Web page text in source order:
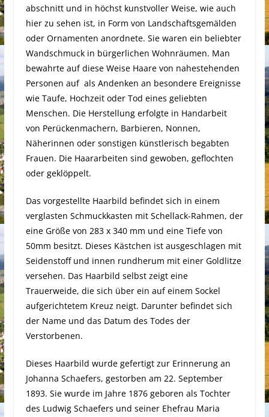
abschnitt und in höchst kunstvoller Weise, wie auch
hier zu sehen ist, in Form von Landschaftsgemälden
oder Ornamenten anordnete. Sie waren ein beliebter
Wandschmuck in bürgerlichen Wohnräumen. Man
bewahrte auf diese Weise Haare von nahestehenden
Personen auf als Andenken an besondere Ereignisse
wie Taufe, Hochzeit oder Tod eines geliebten
Menschen. Die Herstellung erfolgte in Handarbeit
von Perückenmachern, Barbieren, Nonnen,
Näherinnen oder sonstigen künstlerisch begabten
Frauen. Die Haararbeiten sind gewoben, geflochten
oder geklöppelt.
Das vorgestellte Haarbild befindet sich in einem
verglasten Schmuckkasten mit Schellack-Rahmen, der
eine Größe von 283 x 340 mm und eine Tiefe von
50mm besitzt. Dieses Kästchen ist ausgeschlagen mit
Seidenstoff und innen rundherum mit einer Goldlitze
versehen. Das Haarbild selbst zeigt eine
Trauerweide, die sich über ein auf einem Sockel
aufgerichtetem Kreuz neigt. Darunter befindet sich
der Name und das Datum des Todes der
Verstorbenen.
Dieses Haarbild wurde gefertigt zur Erinnerung an
Johanna Schaefers, gestorben am 22. September
1893. Sie wurde im Jahre 1876 geboren als Tochter
des Ludwig Schaefers und seiner Ehefrau Maria